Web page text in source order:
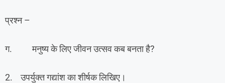
प्रश्न –
ग. मनुष्य के लिए जीवन उत्सव कब बनता है?
2. उपर्युक्त गद्यांश का शीर्षक लिखिए।